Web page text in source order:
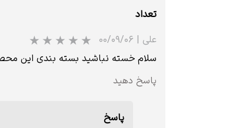
تعداد
علی | ۰۰/۰۹/۰۶
سلام خسته نباشید بسته بندی این
پاسخ دهید
پاسخ